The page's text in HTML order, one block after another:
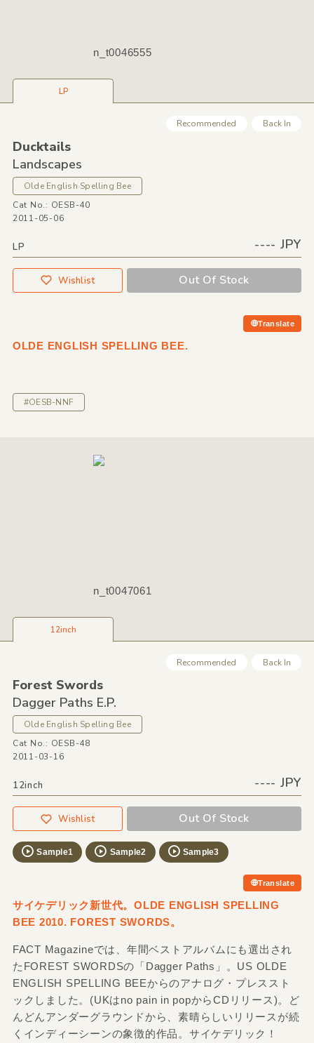
n_t0046555
LP
Recommended Back In
Ducktails
Landscapes
Olde English Spelling Bee
Cat No.: OESB-40
2011-05-06
LP ---- JPY
Wishlist Out Of Stock
Translate
OLDE ENGLISH SPELLING BEE.
#OESB-NNF
n_t0047061
12inch
Recommended Back In
Forest Swords
Dagger Paths E.P.
Olde English Spelling Bee
Cat No.: OESB-48
2011-03-16
12inch ---- JPY
Wishlist Out Of Stock
Sample1 Sample2 Sample3
Translate
サイケデリック新世代。OLDE ENGLISH SPELLING
BEE 2010. FOREST SWORDS。
FACT Magazineでは、年間ベストアルバムにも選出され
たFOREST SWORDSの「Dagger Paths」。US OLDE
ENGLISH SPELLING BEEからのアナログ・プレススト
ックしました。(UKはno pain in popからCDリリース)。ど
んどんアンダーグラウンドから、素晴らしいリリースが続
くインディーシーンの象徴的作品。サイケデリック！